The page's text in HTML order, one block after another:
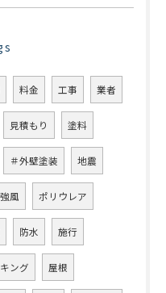
料金 工事 業者
見積もり 塗料
＃外壁塗装 地震
強風 ポリウレア
防水 施行
ング 屋根